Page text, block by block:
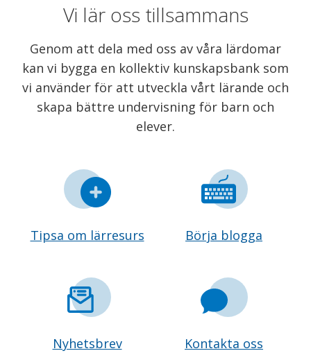
Vi lär oss tillsammans
Genom att dela med oss av våra lärdomar
kan vi bygga en kollektiv kunskapsbank som
vi använder för att utveckla vårt lärande och
skapa bättre undervisning för barn och
elever.
Tipsa om lärresurs Börja blogga
Nyhetsbrev Kontakta oss